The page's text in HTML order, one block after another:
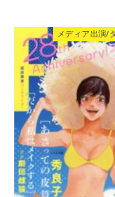
メディア出演/